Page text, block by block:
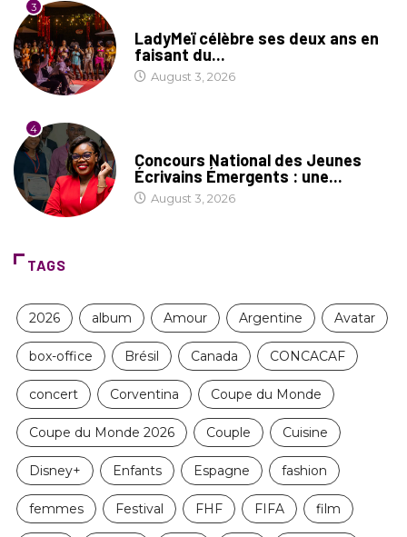
3
LadyMeï célèbre ses deux ans en
faisant du...
August 3, 2026
4
Concours National des Jeunes
Écrivains Émergents : une...
August 3, 2026
TAGS
2026 album Amour Argentine Avatar
box-office Brésil Canada CONCACAF
concert Corventina Coupe du Monde
Coupe du Monde 2026 Couple Cuisine
Disney+ Enfants Espagne fashion
femmes Festival FHF FIFA film